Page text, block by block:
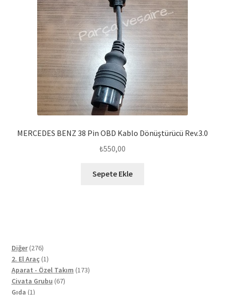
MERCEDES BENZ 38 Pin OBD Kablo Dönüştürücü Rev.3.0
₺550,00
Sepete Ekle
Diğer 276276
ürün
2. El Araç 11
ürün
Aparat - Özel Takım 173173
Civata Grubu 6767
Gıda 11